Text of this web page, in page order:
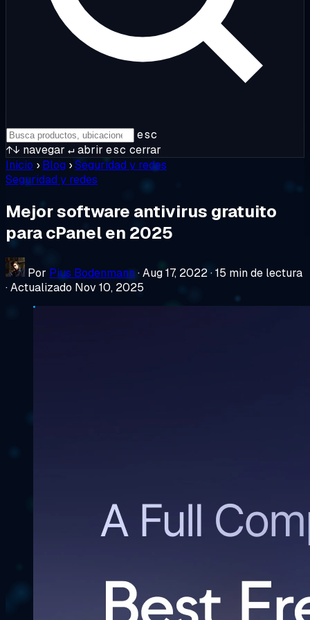
esc
↑↓ navegar ↵abrir esc cerrar
Inicio › Blog ›Seguridad y redes
Seguridad y redes
Mejor software antivirus gratuito
para cPanel en 2025
Por Pius Bodenmann·Aug 17, 2022·15 min de lectura
·Actualizado Nov 10, 2025